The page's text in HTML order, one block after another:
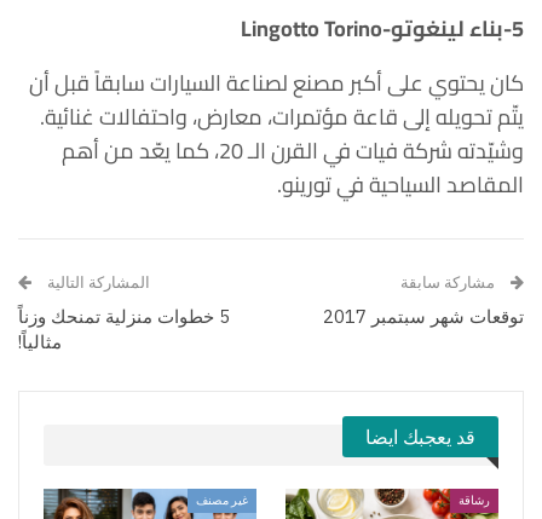
5-بناء لينغوتو-Lingotto Torino
كان يحتوي على أكبر مصنع لصناعة السيارات سابقاً قبل أن
يتّم تحويله إلى قاعة مؤتمرات، معارض، واحتفالات غنائية.
وشيّدته شركة فيات في القرن الـ 20، كما يعّد من أهم
المقاصد السياحية في تورينو.
مشاركة سابقة
توقعات شهر سبتمبر 2017
المشاركة التالية
5 خطوات منزلية تمنحك وزناً
مثالياً!
قد يعجبك ايضا
رشاقة غير مصنف